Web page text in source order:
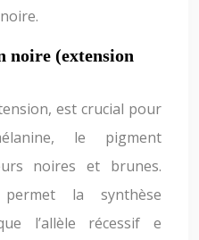
noire (extension
est crucial pour
le pigment
noires et brunes.
la synthèse
l’allèle récessif e